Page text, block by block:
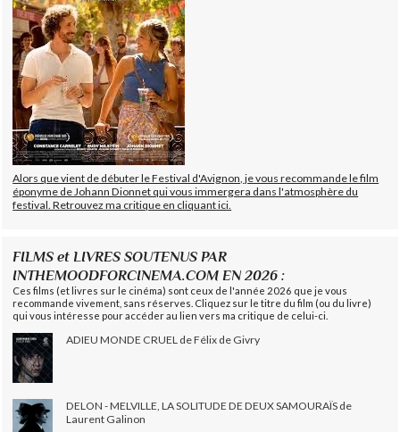
Alors que vient de débuter le Festival d'Avignon, je vous recommande le film
éponyme de Johann Dionnet qui vous immergera dans l'atmosphère du
festival. Retrouvez ma critique en cliquant ici.
FILMS et LIVRES SOUTENUS PAR
INTHEMOODFORCINEMA.COM EN 2026 :
Ces films (et livres sur le cinéma) sont ceux de l'année 2026 que je vous
recommande vivement, sans réserves. Cliquez sur le titre du film (ou du livre)
qui vous intéresse pour accéder au lien vers ma critique de celui-ci.
ADIEU MONDE CRUEL de Félix de Givry
DELON - MELVILLE, LA SOLITUDE DE DEUX SAMOURAÏS de
Laurent Galinon